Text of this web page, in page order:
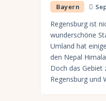
Bayern
Regensburg ist
wunderschöne
Umland hat
den Nepal
Doch das Gebiet
Regensburg und